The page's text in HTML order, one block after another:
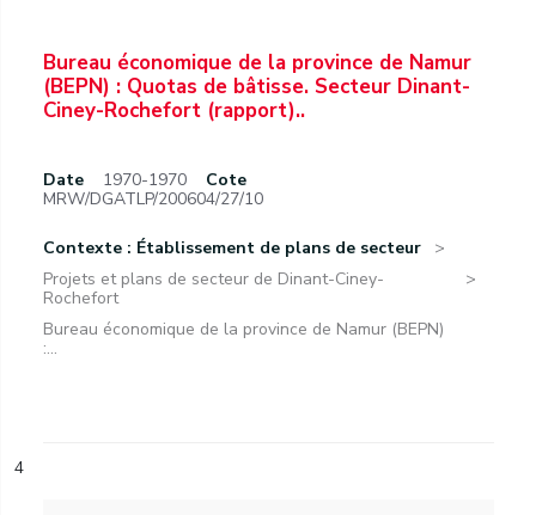
Bureau économique de la province de Namur
(BEPN) : Quotas de bâtisse. Secteur Dinant-
Ciney-Rochefort (rapport)..
Date 1970-1970
Cote
MRW/DGATLP/200604/27/10
Contexte : Établissement de plans de secteur
Projets et plans de secteur de Dinant-Ciney-
Rochefort
Bureau économique de la province de Namur (BEPN)
:...
4